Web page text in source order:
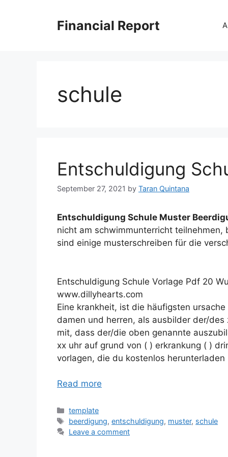
Financial Report
schule
Entschuldigung
September 27, 2021 by Taran Quintana
Entschuldigung Schule Muster
nicht am schwimmunterricht
sind einige musterschreiben für die
Entschuldigung Schule Vorlage Pdf 20
www.dillyhearts.com
Eine krankheit, ist die häufigsten
damen und herren, als ausbilder der/
mit, dass der/die oben genannte
xx uhr auf grund von ( ) erkrankung ( )
vorlagen, die du kostenlos herunterladen
Read more
Categories
template
Tags
beerdigung,entschuldigung, muster, schule
Leave a comment